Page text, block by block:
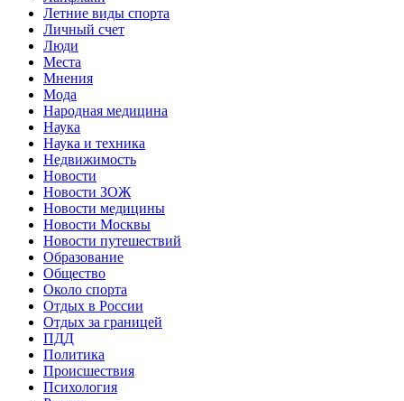
Летние виды спорта
Личный счет
Люди
Места
Мнения
Мода
Народная медицина
Наука
Наука и техника
Недвижимость
Новости
Новости ЗОЖ
Новости медицины
Новости Москвы
Новости путешествий
Образование
Общество
Около спорта
Отдых в России
Отдых за границей
ПДД
Политика
Происшествия
Психология